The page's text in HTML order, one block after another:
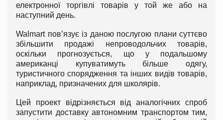
електронної торгівлі товарів у той же або на
наступний день.
Walmart пов’язує із даною послугою плани суттєво
збільшити продажі непроводольчих товарів,
оскільки прогнозується, що у подальшому
американці купуватимуть більше одягу,
туристичного спорядження та інших видів товарів,
наприклад, призначених для школярів.
Цей проект відрізняється від аналогічних спроб
запустити доставку автономним транспортом тим,